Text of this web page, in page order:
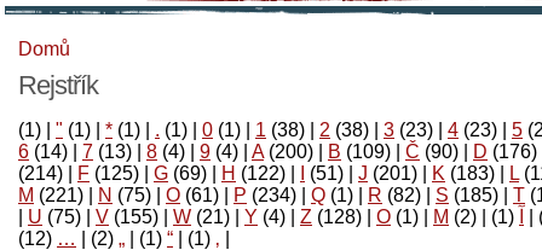
Domů
Rejstřík
(1) " (1) * (1) . (1) 0 (1) 1 (38) 2 (38) 3 (23) 4 (23) 5
6 (14) 7 (13) 8 (4) 9 (4) A(200) B (109) Č (90) D (176)
(214)
F (125) G (69) H (122) (51) J (201) K (183) L
M (221) N (75) O (61) P (234) Q (1) R (82) S (185) T
U (75) V (155) W (21) Y (4) Z (128) Ο (1) М (2)
(1)
‚
(1)
“
(1)
„
(2)
…
(12)